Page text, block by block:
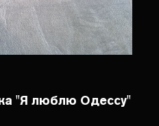
"Я люблю Одессу"